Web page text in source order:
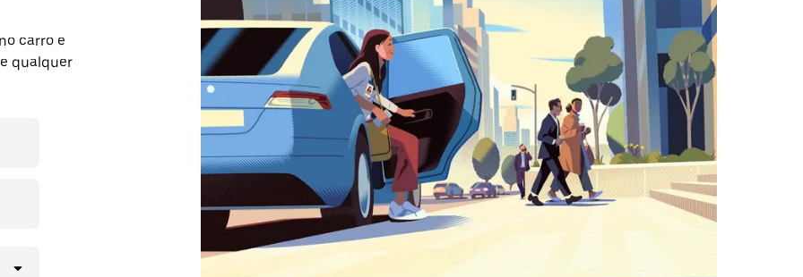
carro e
qualquer